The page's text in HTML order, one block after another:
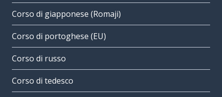
Corso di giapponese (Romaji)
Corso di portoghese (EU)
Corso di russo
Corso di tedesco